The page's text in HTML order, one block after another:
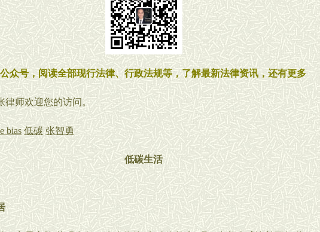
众号，阅读全部现行法律、行政法规等，了解最新法律资讯，还有更多
律师欢迎您的访问。
bias 低碳 张智勇
低碳生活